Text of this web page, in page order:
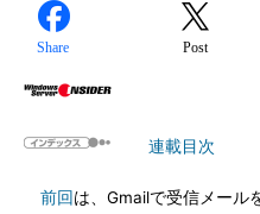
Share Post
連載目次
前回は、Gmailで受信メール